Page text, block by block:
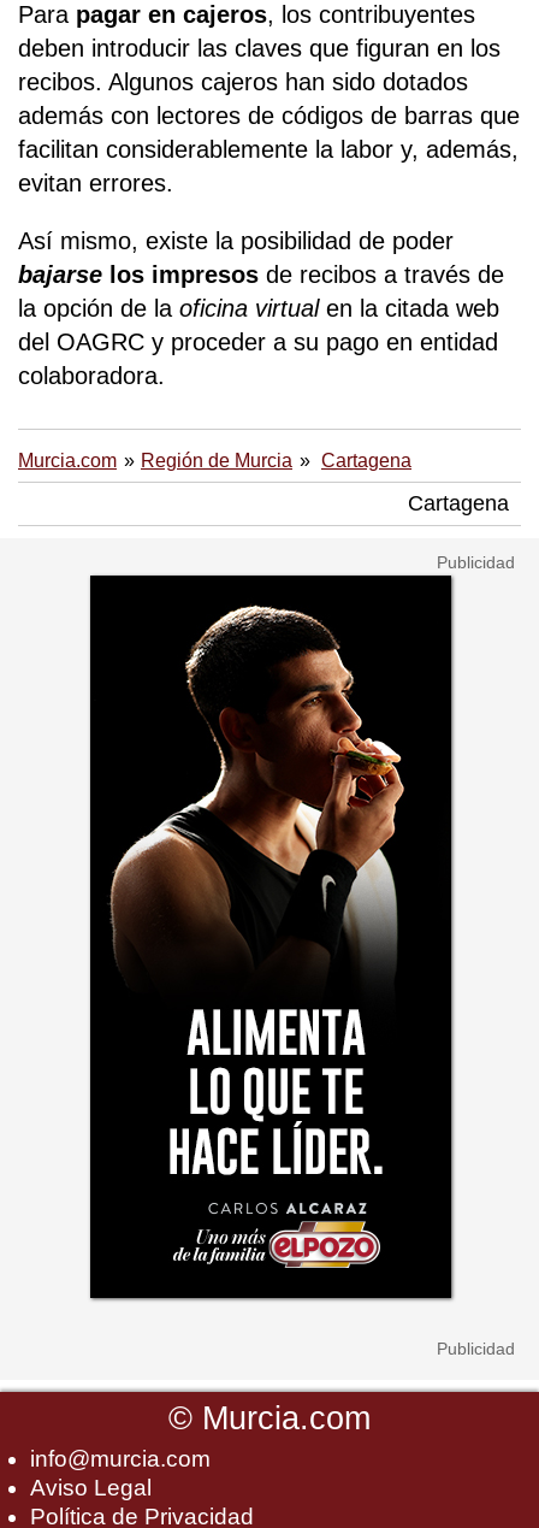
Para pagar en cajeros, los contribuyentes
deben introducir las claves que figuran en los
recibos. Algunos cajeros han sido dotados
además con lectores de códigos de barras que
facilitan considerablemente la labor y, además,
evitan errores.
Así mismo, existe la posibilidad de poder
bajarse los impresos de recibos a través de
la opción de la oficina virtualen la citada web
del OAGRC y proceder a su pago en entidad
colaboradora.
Murcia.com Región de Murcia Cartagena
Cartagena
© Murcia.com
info@murcia.com
Aviso Legal
Política de Privacidad